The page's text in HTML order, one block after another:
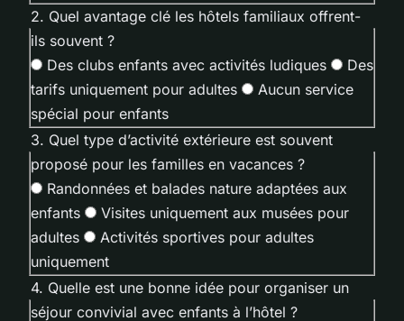
2. Quel avantage clé les hôtels familiaux offrent-
ils souvent ?
Des clubs enfants avec activités ludiques
Des
tarifs uniquement pour adultes
Aucun service
spécial pour enfants
3. Quel type d’activité extérieure est souvent
proposé pour les familles en vacances ?
Randonnées et balades nature adaptées aux
enfants
Visites uniquement aux musées pour
adultes
Activités sportives pour adultes
uniquement
4. Quelle est une bonne idée pour organiser un
séjour convivial avec enfants à l’hôtel ?